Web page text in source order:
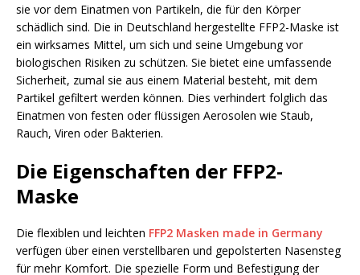
sie vor dem Einatmen von Partikeln, die für den Körper
schädlich sind. Die in Deutschland hergestellte FFP2-Maske ist
ein wirksames Mittel, um sich und seine Umgebung vor
biologischen Risiken zu schützen. Sie bietet eine umfassende
Sicherheit, zumal sie aus einem Material besteht, mit dem
Partikel gefiltert werden können. Dies verhindert folglich das
Einatmen von festen oder flüssigen Aerosolen wie Staub,
Rauch, Viren oder Bakterien.
Die Eigenschaften der FFP2-
Maske
Die flexiblen und leichten FFP2 Masken made in Germany
verfügen über einen verstellbaren und gepolsterten Nasensteg
für mehr Komfort. Die spezielle Form und Befestigung der